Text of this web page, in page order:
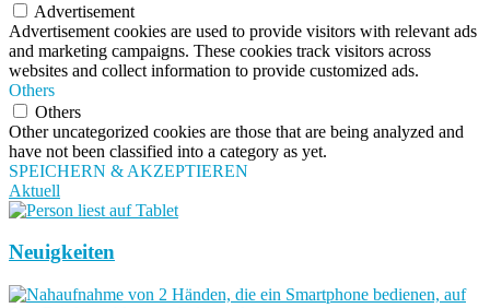
Advertisement
Advertisement cookies are used to provide visitors with relevant ads
and marketing campaigns. These cookies track visitors across
websites and collect information to provide customized ads.
Others
Others
Other uncategorized cookies are those that are being analyzed and
have not been classified into a category as yet.
SPEICHERN & AKZEPTIEREN
Aktuell
Neuigkeiten